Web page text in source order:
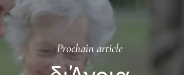
Prochain article